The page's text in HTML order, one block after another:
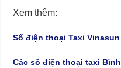
Xem thêm:
Số điện thoại Taxi Vinasun
Các số điện thoại taxi